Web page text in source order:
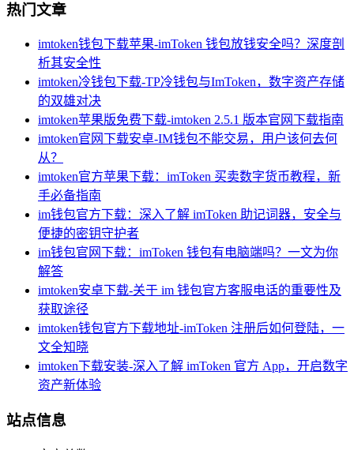
热门文章
imtoken钱包下载苹果-imToken 钱包放钱安全吗？深度剖
析其安全性
imtoken冷钱包下载-TP冷钱包与ImToken，数字资产存储
的双雄对决
imtoken苹果版免费下载-imtoken 2.5.1 版本官网下载指南
imtoken官网下载安卓-IM钱包不能交易，用户该何去何
从？
imtoken官方苹果下载：imToken 买卖数字货币教程，新
手必备指南
im钱包官方下载：深入了解 imToken 助记词器，安全与
便捷的密钥守护者
im钱包官网下载：imToken 钱包有电脑端吗？一文为你
解答
imtoken安卓下载-关于 im 钱包官方客服电话的重要性及
获取途径
imtoken钱包官方下载地址-imToken 注册后如何登陆，一
文全知晓
imtoken下载安装-深入了解 imToken 官方 App，开启数字
资产新体验
站点信息